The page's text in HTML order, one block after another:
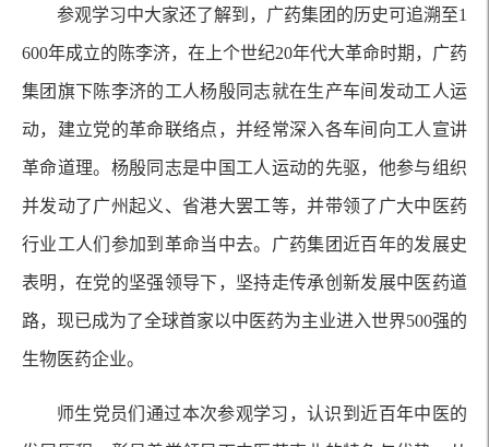
参观学习中大家还了解到，广药集团的历史可追溯至1
600年成立的陈李济，在上个世纪20年代大革命时期，广药
集团旗下陈李济的工人杨殷同志就在生产车间发动工人运
动，建立党的革命联络点，并经常深入各车间向工人宣讲
革命道理。杨殷同志是中国工人运动的先驱，他参与组织
并发动了广州起义、省港大罢工等，并带领了广大中医药
行业工人们参加到革命当中去。广药集团近百年的发展史
表明，在党的坚强领导下，坚持走传承创新发展中医药道
路，现已成为了全球首家以中医药为主业进入世界500强的
生物医药企业。
师生党员们通过本次参观学习，认识到近百年中医的